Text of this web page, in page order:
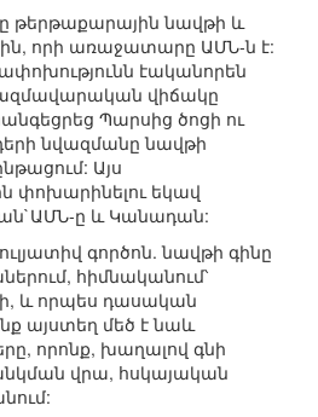
թերթաքարային նավթի և
որի առաջատարը ԱՄՆ-ն է:
էականորեն
վիճակը
Պարսից ծոցի ու
նվազմանը նավթի
Այս
փոխարինելու եկավ
ը և Կանադան:
գործոն. նավթի գինը
հիմնականում՝
և որպես դասական
այստեղ մեծ է նաև
որոնք, խաղալով գնի
վրա, հսկայական